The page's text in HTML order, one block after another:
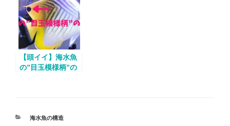
【頭イイ】海水魚
の”目玉模様柄”の
海水魚の構造